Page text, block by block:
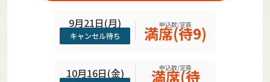
9月21日(月)
キャンセル待ち
申込数/定員
満席(待9)
10月16日(金) 申込数/定員
満席(待